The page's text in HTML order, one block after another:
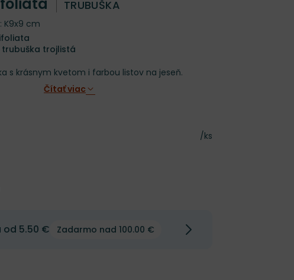
TRUBUŠKA
K9x9 cm
trubuška trojlistá
s krásnym kvetom i farbou listov na jeseň.
Čítať viac
Cena za kus
/ks
od 5.50 € Zadarmo nad 100.00 €